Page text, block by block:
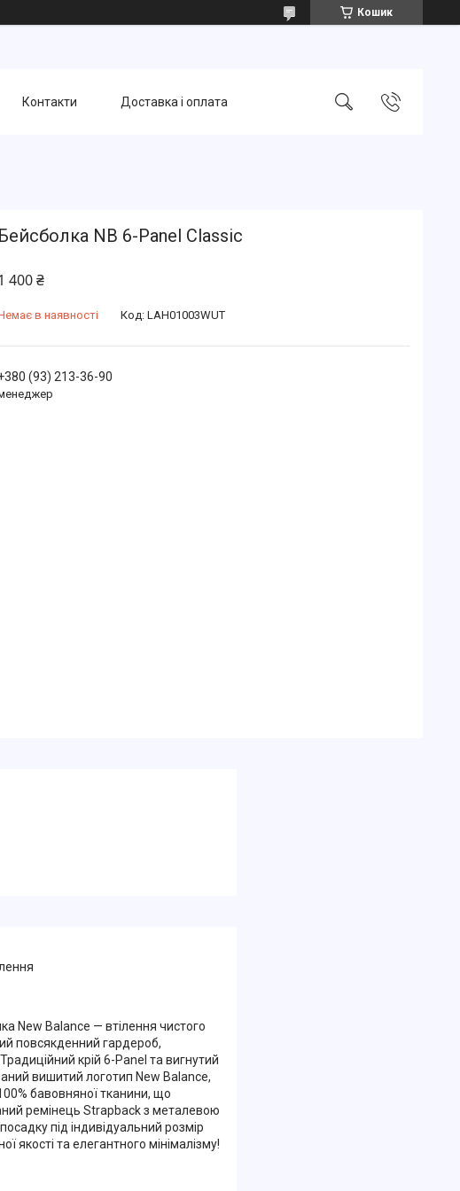
Кошик
Контакти Доставка і оплата
Бейсболка NB 6-Panel Classic
400 ₴
в наявності Код: LAH01003WUT
(93) 213-36-90
New Balance — втілення чистого
повсякденний гардероб,
крій 6-Panel та вигнутий
вишитий логотип New Balance,
бавовняної тканини, що
ремінець Strapback з металевою
під індивідуальний розмір
та елегантного мінімалізму!